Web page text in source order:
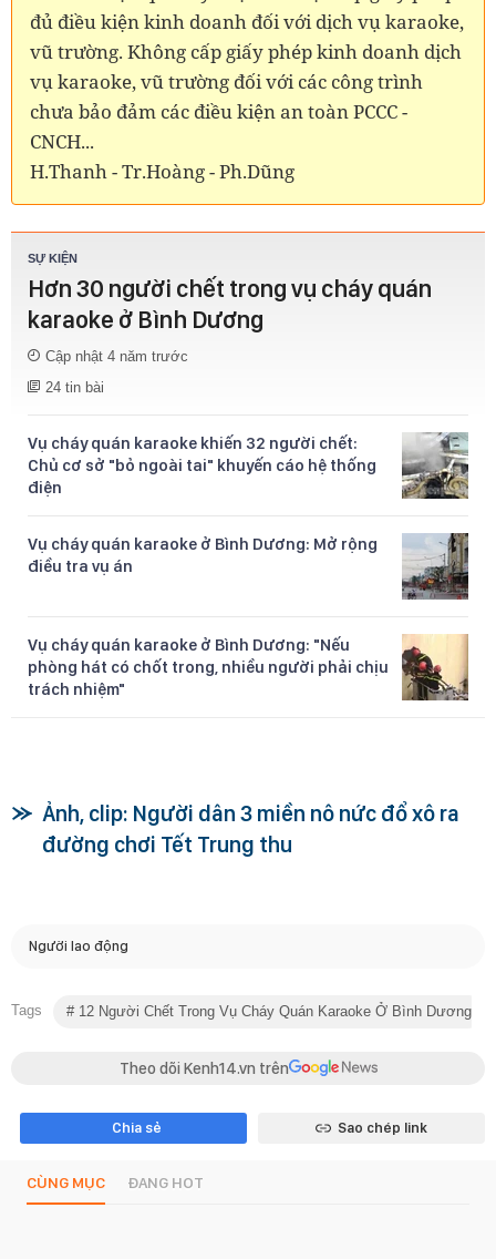
đủ điều kiện kinh doanh đối với dịch vụ karaoke,
vũ trường. Không cấp giấy phép kinh doanh dịch
vụ karaoke, vũ trường đối với các công trình
chưa bảo đảm các điều kiện an toàn PCCC -
CNCH...
H.Thanh - Tr.Hoàng - Ph.Dũng
SỰ KIỆN
Hơn 30 người chết trong vụ cháy quán
karaoke ở Bình Dương
Cập nhật 4 năm trước
24 tin bài
Vụ cháy quán karaoke khiến 32 người chết:
Chủ cơ sở "bỏ ngoài tai" khuyến cáo hệ thống
điện
Vụ cháy quán karaoke ở Bình Dương: Mở rộng
điều tra vụ án
Vụ cháy quán karaoke ở Bình Dương: "Nếu
phòng hát có chốt trong, nhiều người phải chịu
trách nhiệm"
Ảnh, clip: Người dân 3 miền nô nức đổ xô ra
đường chơi Tết Trung thu
Người lao động
Tags 12 Người Chết Trong Vụ Cháy Quán Karaoke Ở Bình Dương
Theo dõi Kenh14.vn trên
Chia sẻ Sao chép link
CÙNG MỤC ĐANG HOT